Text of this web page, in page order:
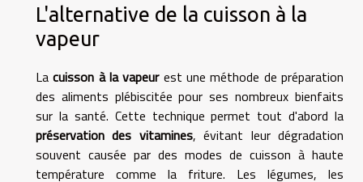
L'alternative de la cuisson à la
vapeur
Lacuisson à la vapeurest une méthode de préparation
des aliments plébiscitée pour ses nombreux bienfaits
sur la santé. Cette technique permet tout d'abord la
préservation des vitamines, évitant leur dégradation
souvent causée par des modes de cuisson à haute
température comme la friture. Les légumes, les